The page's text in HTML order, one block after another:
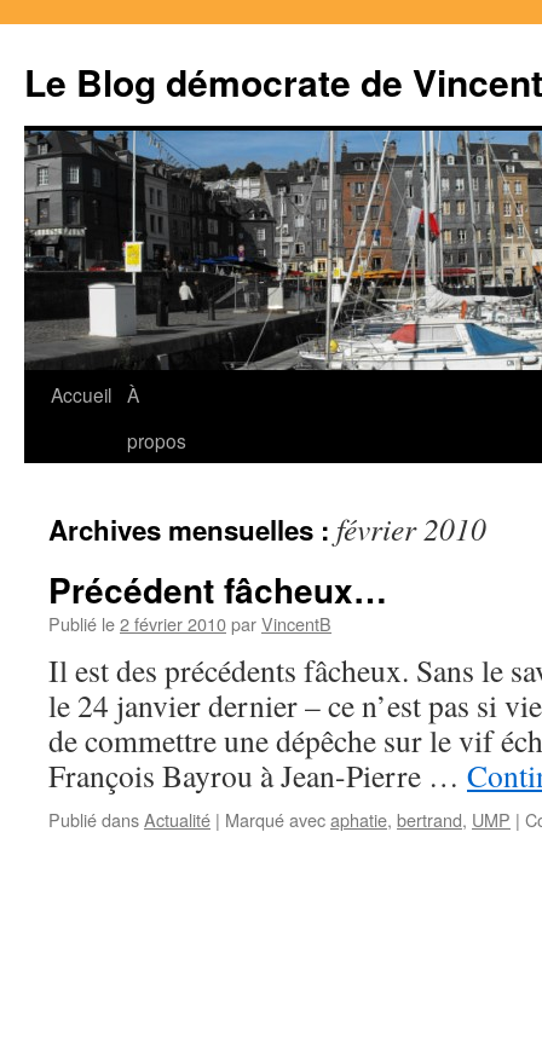
Le Blog démocrate de
Aller
Accueil À
propos
Archives mensuelles : février 2010
Précédent fâcheux…
Publié le2 février 2010parVincentB
Il est des précédents fâcheux. Sans le
le 24 janvier dernier – ce n’est pas si
de commettre une dépêche sur le vif
François Bayrou à Jean-Pierre …
Publié dansActualité | Marqué avecaphatie, bertrand, UMP |